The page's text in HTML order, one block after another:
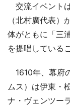
交流イベント
（北村廣代表
体がともに「三
を提唱している
1610年、幕府
ムス）は伊東・
ナ・ヴェンツー